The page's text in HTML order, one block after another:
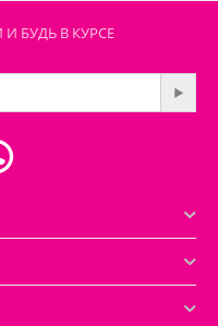
БУДЬ В КУРСЕ